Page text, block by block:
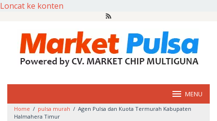
Loncat ke konten
MENU
Home / pulsa murah / Agen Pulsa dan Kuota Termurah Kabupaten
Halmahera Timur